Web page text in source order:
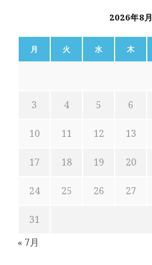
2026年8月
月 火 水 木
3 4 5 6
10 11 12 13
17 18 19 20
24 25 26 27
31
« 7月